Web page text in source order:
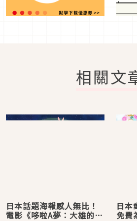
相關文
日本話題海報感人無比！
電影《哆啦A夢：大雄的月
日本
免費